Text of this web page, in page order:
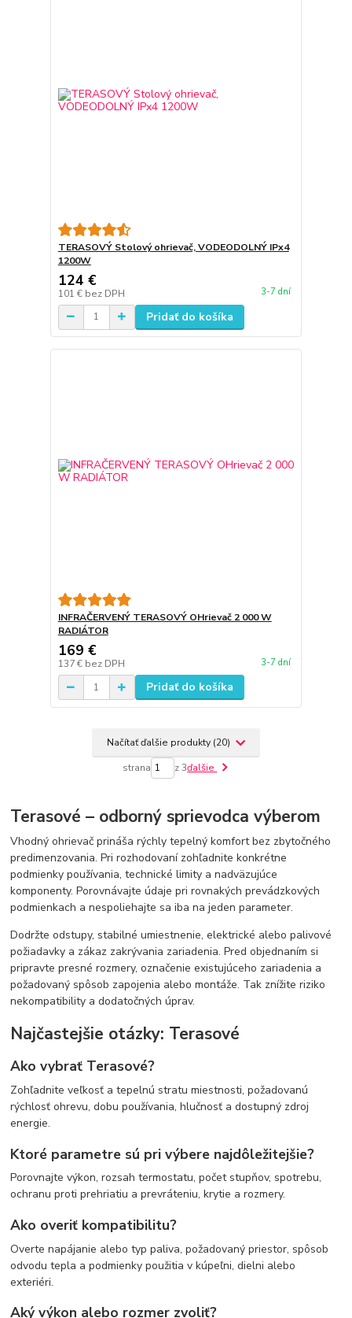
TERASOVÝ Stolový ohrievač, VODEODOLNÝ IPx4
1200W
124 €
101 € bez DPH 3-7 dní
Pridať do košíka
INFRAČERVENÝ TERASOVÝ OHrievač 2 000 W
RADIÁTOR
169 €
137 € bez DPH 3-7 dní
Pridať do košíka
Načítať ďalšie produkty (20)
strana z 3ďalšie
Terasové – odborný sprievodca výberom
Vhodný ohrievač prináša rýchly tepelný komfort bez zbytočného
predimenzovania. Pri rozhodovaní zohľadnite konkrétne
podmienky používania, technické limity a nadväzujúce
komponenty. Porovnávajte údaje pri rovnakých prevádzkových
podmienkach a nespoliehajte sa iba na jeden parameter.
Dodržte odstupy, stabilné umiestnenie, elektrické alebo palivové
požiadavky a zákaz zakrývania zariadenia. Pred objednaním si
pripravte presné rozmery, označenie existujúceho zariadenia a
požadovaný spôsob zapojenia alebo montáže. Tak znížite riziko
nekompatibility a dodatočných úprav.
Najčastejšie otázky: Terasové
Ako vybrať Terasové?
Zohľadnite veľkosť a tepelnú stratu miestnosti, požadovanú
rýchlosť ohrevu, dobu používania, hlučnosť a dostupný zdroj
energie.
Ktoré parametre sú pri výbere najdôležitejšie?
Porovnajte výkon, rozsah termostatu, počet stupňov, spotrebu,
ochranu proti prehriatiu a prevráteniu, krytie a rozmery.
Ako overiť kompatibilitu?
Overte napájanie alebo typ paliva, požadovaný priestor, spôsob
odvodu tepla a podmienky použitia v kúpeľni, dielni alebo
exteriéri.
Aký výkon alebo rozmer zvoliť?